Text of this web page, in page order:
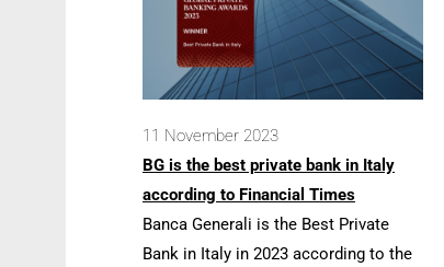
11 November 2023
BG is the best private bank in Italy
according to Financial Times
Banca Generali is the Best Private
Bank in Italy in 2023 according to the